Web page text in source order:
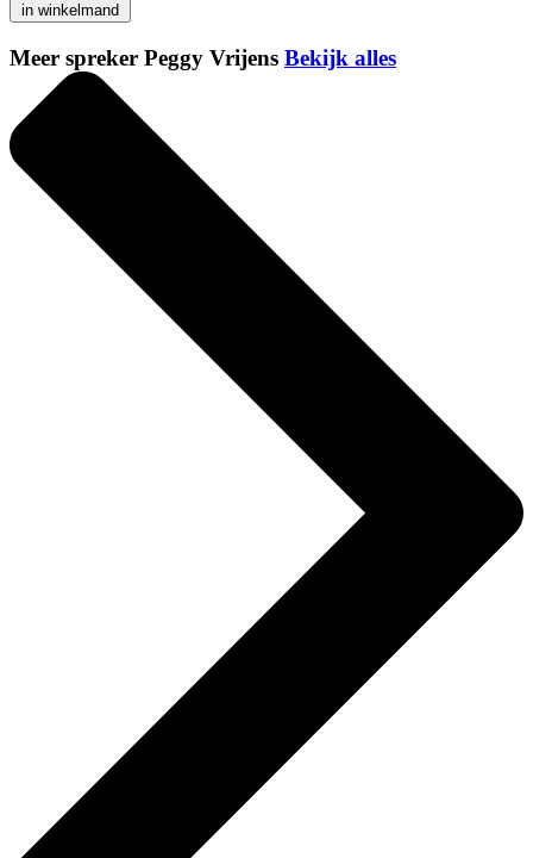
in winkelmand
Meer spreker Peggy Vrijens Bekijk alles